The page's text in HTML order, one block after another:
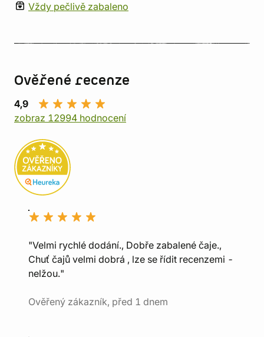
Vždy pečlivě zabaleno
Ověřené recenze
4,9
zobraz 12994 hodnocení
"Velmi rychlé dodání., Dobře zabalené čaje.,
Chuť čajů velmi dobrá , lze se řídit recenzemi -
nelžou."
Ověřený zákazník, před 1 dnem